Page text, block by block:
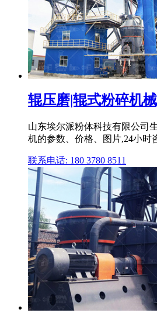
辊压磨|辊式粉碎机
山东埃尔派粉体科技有限公司
机的参数、价格、图片,24小时
联系电话: 180 3780 8511